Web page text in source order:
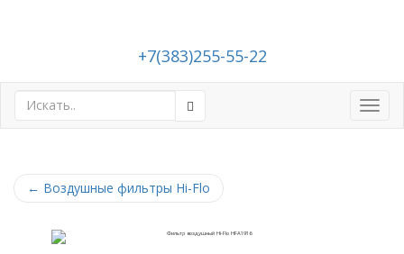
+7(383)255-55-22
← Воздушные фильтры Hi-Flo